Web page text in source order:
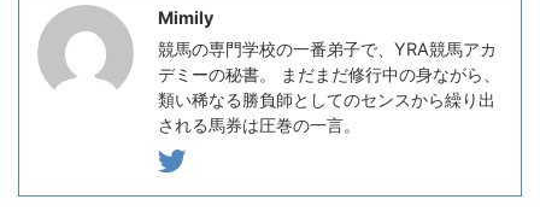
Mimily
競馬の専門学校の一番弟子で、YRA競馬アカ
デミーの秘書。 まだまだ修行中の身ながら、
類い稀なる勝負師としてのセンスから繰り出
される馬券は圧巻の一言。